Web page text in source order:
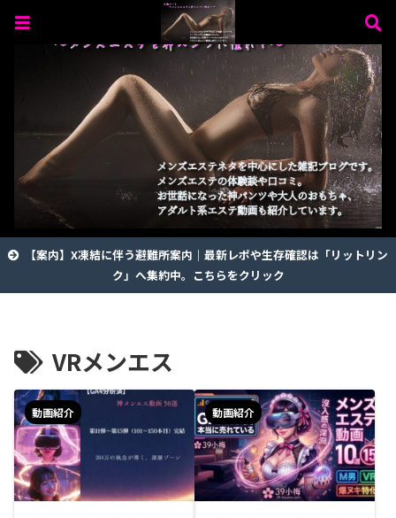
【案内】X凍結に伴う避難所案内｜最新レポや生存確認は「リットリン
ク」へ集約中。こちらをクリック
VRメンエス
動画紹介 動画紹介